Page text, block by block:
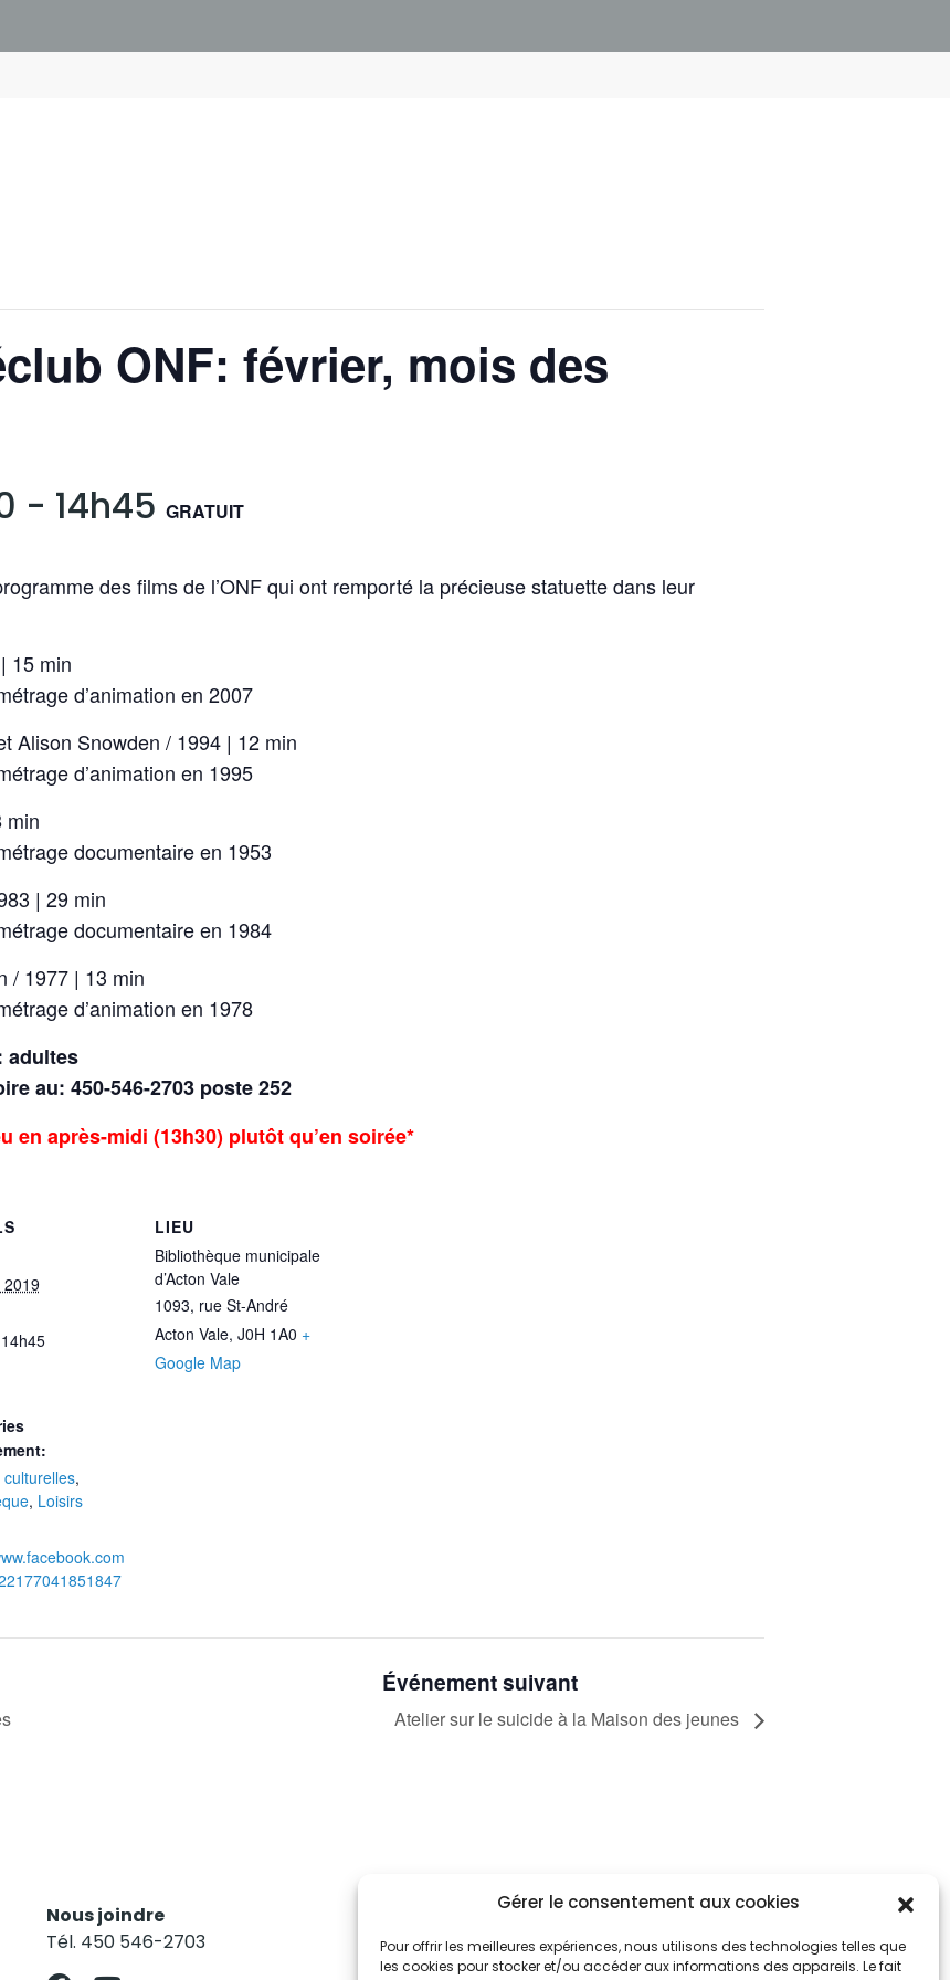
Gérer le consentement aux cookies
Pour offrir les meilleures expériences, nous utilisons des technologies telles que
les cookies pour stocker et/ou accéder aux informations des appareils. Le fait
ONF: février, mois des
- 14h45 GRATUIT
des films de l’ONF qui ont remporté la précieuse statuette dans leur
15 min
d’animation en 2007
Alison Snowden / 1994 | 12 min
d’animation en 1995
min
documentaire en 1953
| 29 min
documentaire en 1984
/ 1977 | 13 min
d’animation en 1978
adultes
au: 450-546-2703 poste 252
en après-midi (13h30) plutôt qu’en soirée*
,
, Loisirs
LIEU
Bibliothèque municipale
d’Acton Vale
1093, rue St-André
Acton Vale, J0H 1A0 +
Google Map
Événement suivant
Atelier sur le suicide à la Maison des jeunes
Nous joindre
Tél. 450 546-2703
Restez informés
Abonnez-vous aux alertes municipales